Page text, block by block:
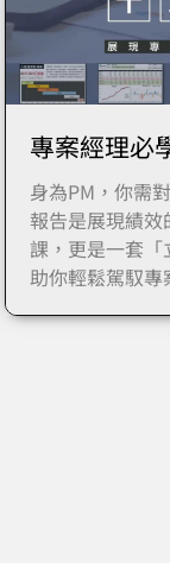
專案經理必
身為PM，你需
報告是展現績
課，更是一套「
助你輕鬆駕馭專